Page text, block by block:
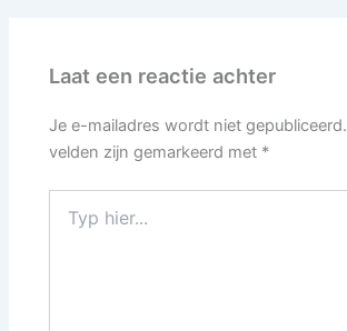
Laat een reactie achter
Je e-mailadres wordt niet gepubliceerd.
velden zijn gemarkeerd met *
hier...